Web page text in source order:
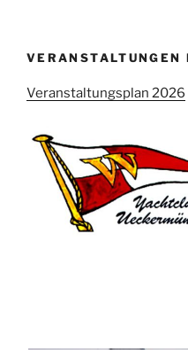
VERANSTALTUNGEN
Veranstaltungsplan 2026